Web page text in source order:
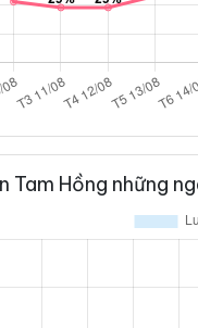
Tam Hồng những